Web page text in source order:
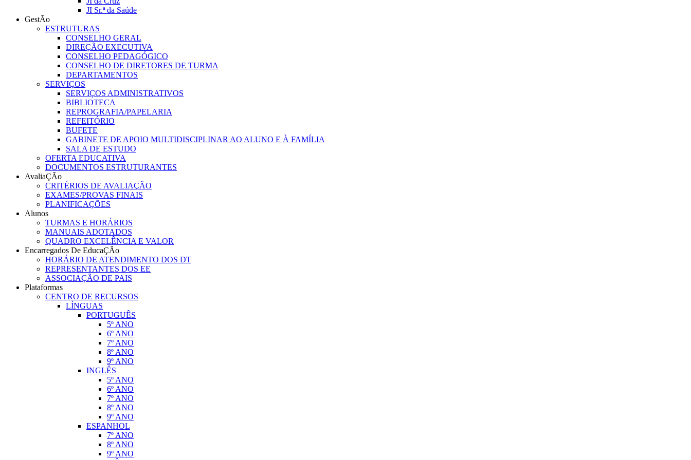
JI Sr.ª da Saúde
GestÃo
ESTRUTURAS
CONSELHO GERAL
DIREÇÃO EXECUTIVA
CONSELHO PEDAGÓGICO
CONSELHO DE DIRETORES DE TURMA
DEPARTAMENTOS
SERVIÇOS
SERVIÇOS ADMINISTRATIVOS
BIBLIOTECA
REPROGRAFIA/PAPELARIA
REFEITÓRIO
BUFETE
GABINETE DE APOIO MULTIDISCIPLINAR AO ALUNO E À FAMÍLIA
SALA DE ESTUDO
OFERTA EDUCATIVA
DOCUMENTOS ESTRUTURANTES
AvaliaÇÃo
CRITÉRIOS DE AVALIAÇÃO
EXAMES/PROVAS FINAIS
PLANIFICAÇÕES
Alunos
TURMAS E HORÁRIOS
MANUAIS ADOTADOS
QUADRO EXCELÊNCIA E VALOR
Encarregados De EducaÇÃo
HORÁRIO DE ATENDIMENTO DOS DT
REPRESENTANTES DOS EE
ASSOCIAÇÃO DE PAIS
Plataformas
CENTRO DE RECURSOS
LÍNGUAS
PORTUGUÊS
5º ANO
6º ANO
7º ANO
8º ANO
9º ANO
INGLÊS
5º ANO
6º ANO
7º ANO
8º ANO
9º ANO
ESPANHOL
7º ANO
8º ANO
9º ANO